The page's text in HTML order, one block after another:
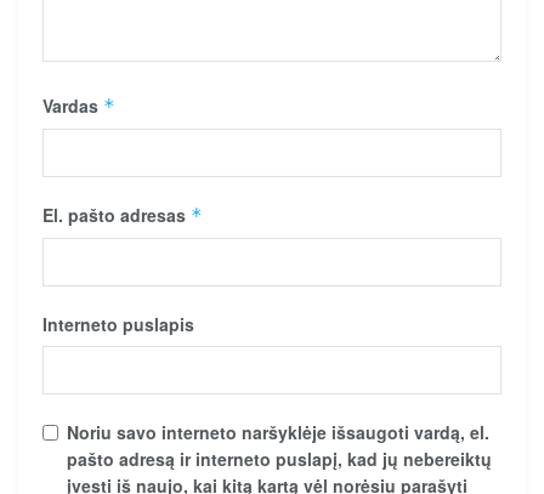
Vardas *
El. pašto adresas *
Interneto puslapis
Noriu savo interneto naršyklėje išsaugoti vardą, el.
pašto adresą ir interneto puslapį, kad jų nebereiktų
įvesti iš naujo, kai kitą kartą vėl norėsiu parašyti